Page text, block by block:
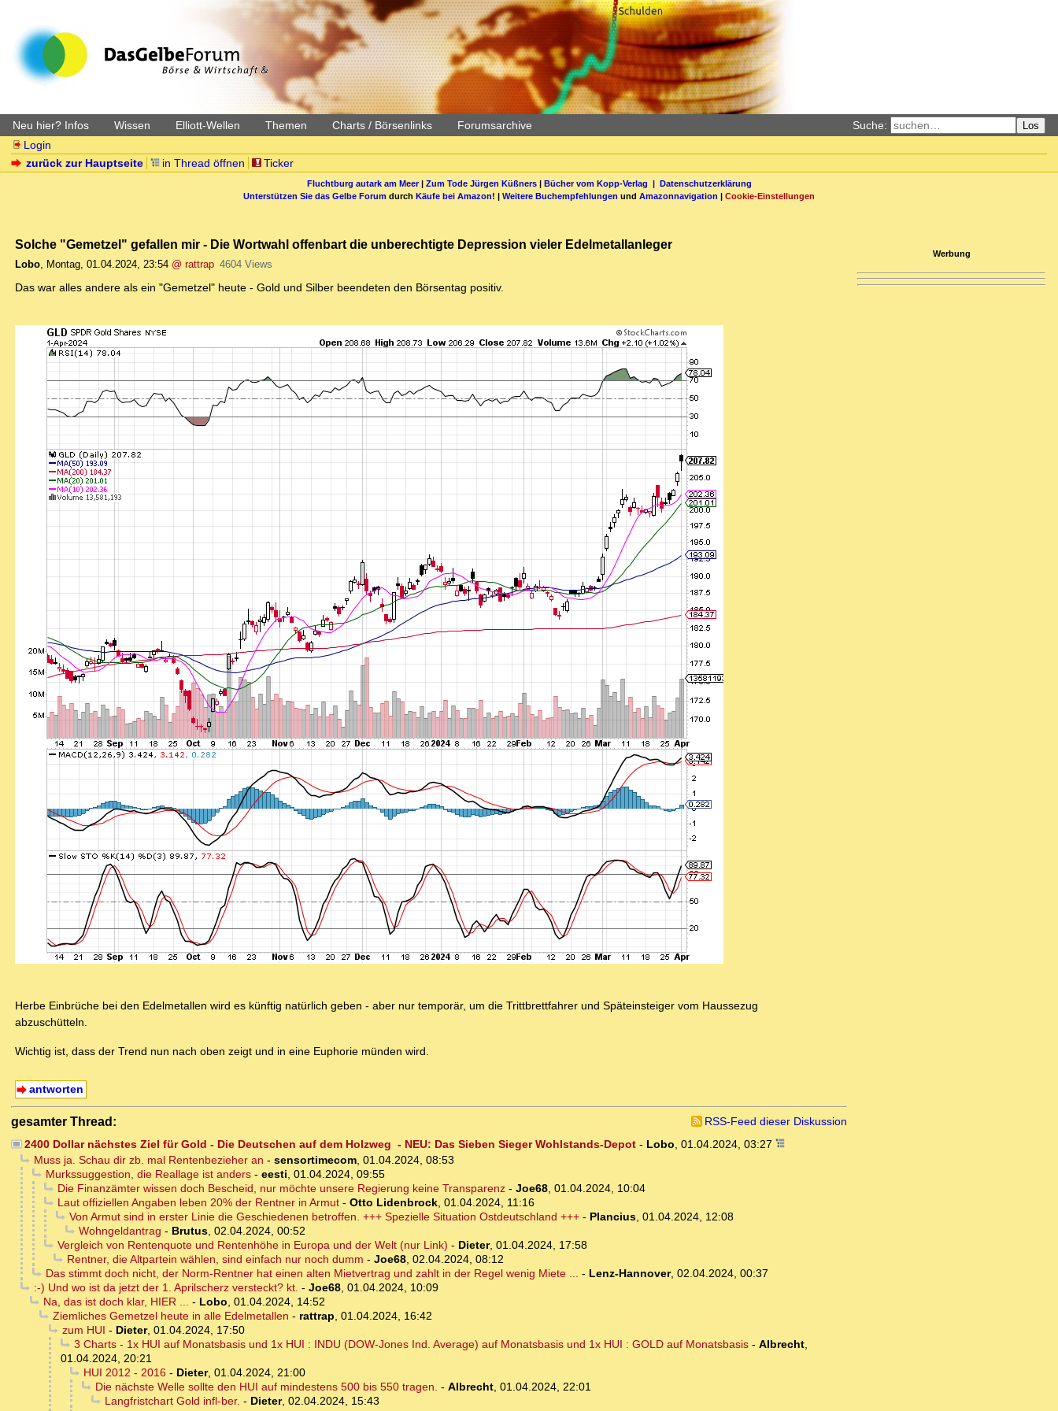
Neu hier? Infos Wissen Elliott-Wellen Themen Charts / Börsenlinks Forumsarchive Suche: Los
Login
zurück zur Hauptseite
in Thread öffnen Ticker
Fluchtburg autark am Meer| Zum Tode Jürgen Küßners| Bücher vom Kopp-Verlag | Datenschutzerklärung
Unterstützen Sie das Gelbe Forum durch Käufe bei Amazon! | Weitere Buchempfehlungen und Amazonnavigation | Cookie-Einstellungen
Solche "Gemetzel" gefallen mir - Die Wortwahl offenbart die unberechtigte Depression vieler Edelmetallanleger
Lobo, Montag, 01.04.2024, 23:54 @ rattrap 4604 Views
Das war alles andere als ein "Gemetzel" heute - Gold und Silber beendeten den Börsentag positiv.
Herbe Einbrüche bei den Edelmetallen wird es künftig natürlich geben - aber nur temporär, um die Trittbrettfahrer und Späteinsteiger vom Haussezug
abzuschütteln.
Wichtig ist, dass der Trend nun nach oben zeigt und in eine Euphorie münden wird.
antworten
gesamter Thread:
RSS-Feed dieser Diskussion
2400 Dollar nächstes Ziel für Gold - Die Deutschen auf dem Holzweg - NEU: Das Sieben Sieger Wohlstands-Depot- Lobo, 01.04.2024, 03:27
Muss ja. Schau dir zb. mal Rentenbezieher an - sensortimecom, 01.04.2024, 08:53
Murkssuggestion, die Reallage ist anders- eesti, 01.04.2024, 09:55
Die Finanzämter wissen doch Bescheid, nur möchte unsere Regierung keine Transparenz- Joe68, 01.04.2024, 10:04
Laut offiziellen Angaben leben 20% der Rentner in Armut- Otto Lidenbrock, 01.04.2024, 11:16
Von Armut sind in erster Linie die Geschiedenen betroffen. +++ Spezielle Situation Ostdeutschland +++- Plancius, 01.04.2024, 12:08
Wohngeldantrag - Brutus, 02.04.2024, 00:52
Vergleich von Rentenquote und Rentenhöhe in Europa und der Welt (nur Link) - Dieter, 01.04.2024, 17:58
Rentner, die Altpartein wählen, sind einfach nur noch dumm - Joe68, 02.04.2024, 08:12
Das stimmt doch nicht, der Norm-Rentner hat einen alten Mietvertrag und zahlt in der Regel wenig Miete ... - Lenz-Hannover, 02.04.2024, 00:37
:-) Und wo ist da jetzt der 1. Aprilscherz versteckt? kt. - Joe68, 01.04.2024, 10:09
Na, das ist doch klar, HIER ... - Lobo, 01.04.2024, 14:52
Ziemliches Gemetzel heute in alle Edelmetallen - rattrap, 01.04.2024, 16:42
zum HUI - Dieter, 01.04.2024, 17:50
3 Charts - 1x HUI auf Monatsbasis und 1x HUI : INDU (DOW-Jones Ind. Average) auf Monatsbasis und 1x HUI : GOLD auf Monatsbasis- Albrecht,
01.04.2024, 20:21
HUI 2012 - 2016- Dieter, 01.04.2024, 21:00
Die nächste Welle sollte den HUI auf mindestens 500 bis 550 tragen. - Albrecht, 01.04.2024, 22:01
Langfristchart Gold infl-ber. - Dieter, 02.04.2024, 15:43
Werbung